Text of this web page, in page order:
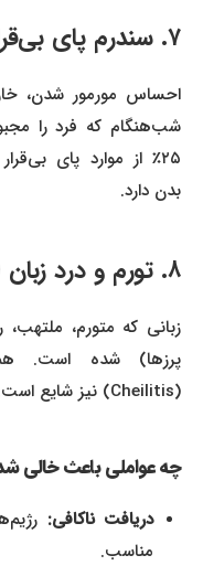
احساس مورمور شدن،
شب‌هنگام که فرد را
۲۵٪ از موارد پای
بدن دارد.
زبانی که متورم، ملتهب،
پرزها) شده است.
چه عواملی باعث خالی
دریافت ناکافی:
مناسب.